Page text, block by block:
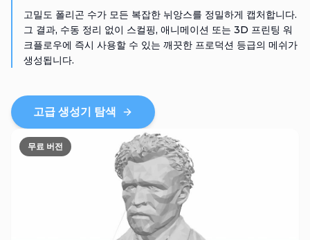
고밀도 폴리곤 수가 모든 복잡한 뉘앙스를 정밀하게 캡처합니다.
그 결과, 수동 정리 없이 스컬핑, 애니메이션 또는 3D 프린팅 워
크플로우에 즉시 사용할 수 있는 깨끗한 프로덕션 등급의 메쉬가
생성됩니다.
고급 생성기 탐색
무료 버전